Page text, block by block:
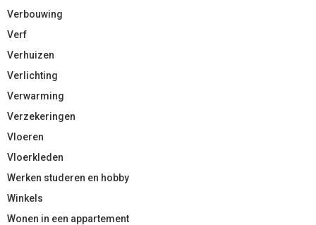
Verbouwing
Verf
Verhuizen
Verlichting
Verwarming
Verzekeringen
Vloeren
Vloerkleden
Werken studeren en hobby
Winkels
Wonen in een appartement